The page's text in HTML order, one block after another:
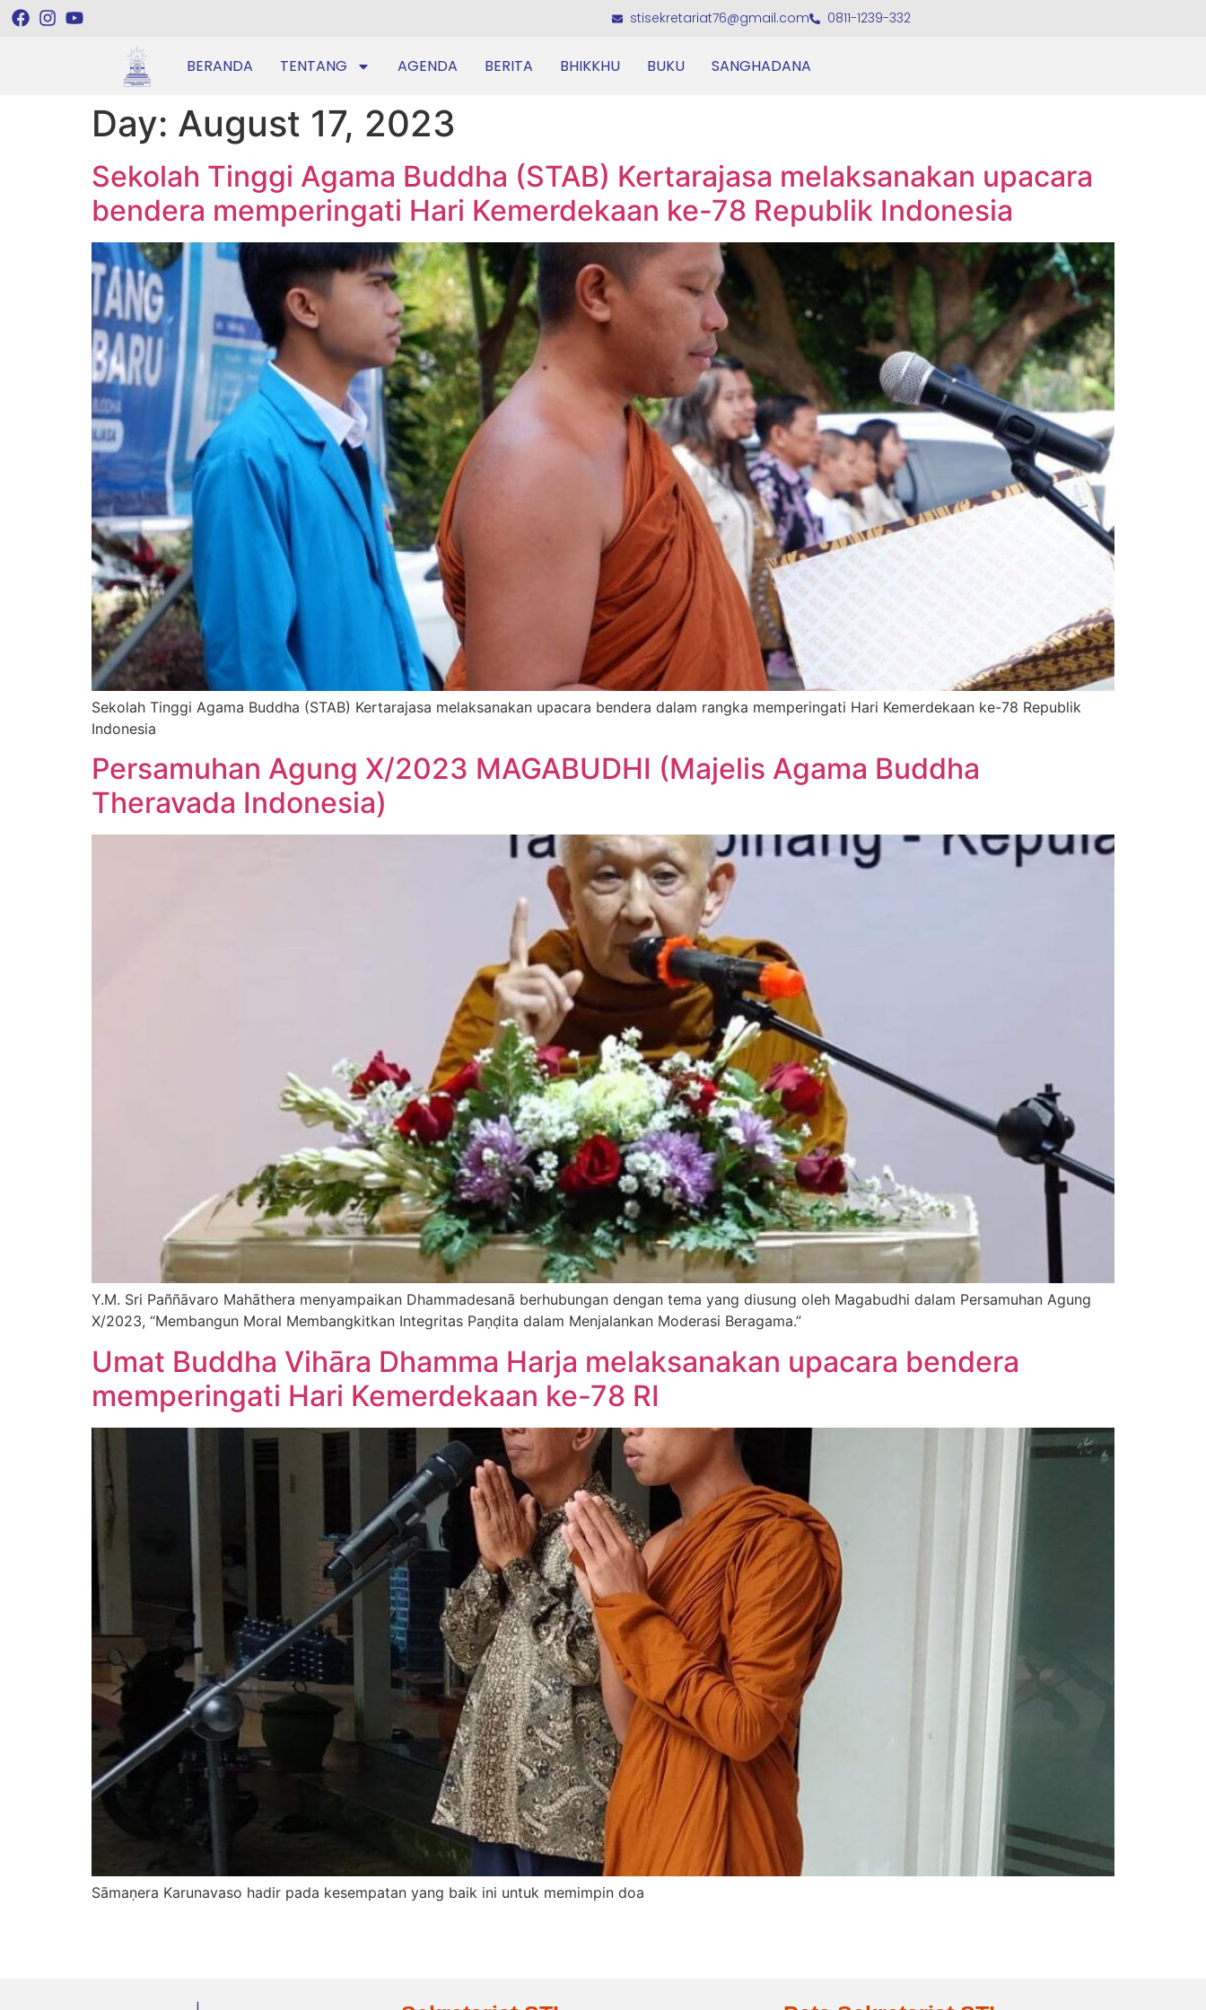
stisekretariat76@gmail.com 0811-1239-332
BERANDA TENTANG AGENDA BERITA BHIKKHU BUKU SANGHADANA
Day: August 17, 2023
Sekolah Tinggi Agama Buddha (STAB) Kertarajasa melaksanakan upacara
bendera memperingati Hari Kemerdekaan ke-78 Republik Indonesia
Sekolah Tinggi Agama Buddha (STAB) Kertarajasa melaksanakan upacara bendera dalam rangka memperingati Hari Kemerdekaan ke-78 Republik
Indonesia
Persamuhan Agung X/2023 MAGABUDHI (Majelis Agama Buddha
Theravada Indonesia)
Y.M. Sri Paññāvaro Mahāthera menyampaikan Dhammadesanā berhubungan dengan tema yang diusung oleh Magabudhi dalam Persamuhan Agung
X/2023, “Membangun Moral Membangkitkan Integritas Paṇḍita dalam Menjalankan Moderasi Beragama.”
Umat Buddha Vihāra Dhamma Harja melaksanakan upacara bendera
memperingati Hari Kemerdekaan ke-78 RI
Sāmaṇera Karunavaso hadir pada kesempatan yang baik ini untuk memimpin doa